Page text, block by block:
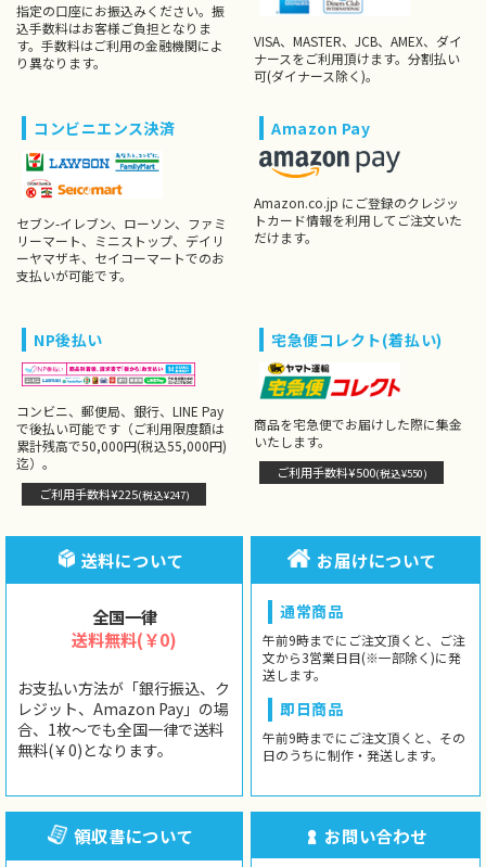
指定の口座にお振込みください。振
込手数料はお客様ご負担となりま
す。手数料はご利用の金融機関によ
り異なります。
VISA、MASTER、JCB、AMEX、ダイ
ナースをご利用頂けます。分割払い
可(ダイナース除く)。
コンビニエンス決済
セブン-イレブン、ローソン、ファミ
リーマート、ミニストップ、デイリ
ーヤマザキ、セイコーマートでのお
支払いが可能です。
Amazon Pay
Amazon.co.jp にご登録のクレジッ
トカード情報を利用してご注文いた
だけます。
NP後払い
コンビニ、郵便局、銀行、LINE Pay
で後払い可能です（ご利用限度額は
累計残高で50,000円(税込55,000円)
迄）。
ご利用手数料¥225(税込¥247)
宅急便コレクト(着払い)
商品を宅急便でお届けした際に集金
いたします。
ご利用手数料¥500(税込¥550)
送料について
全国一律
送料無料(￥0)
お支払い方法が「銀行振込、ク
レジット、Amazon Pay」の場
合、1枚〜でも全国一律で送料
無料(￥0)となります。
お届けについて
通常商品
午前9時までにご注文頂くと、ご注
文から3営業日目(※一部除く)に発
送します。
即日商品
午前9時までにご注文頂くと、その
日のうちに制作・発送します。
領収書について お問い合わせ